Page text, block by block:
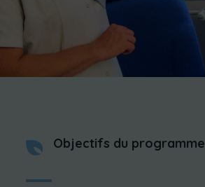
Objectifs du programme